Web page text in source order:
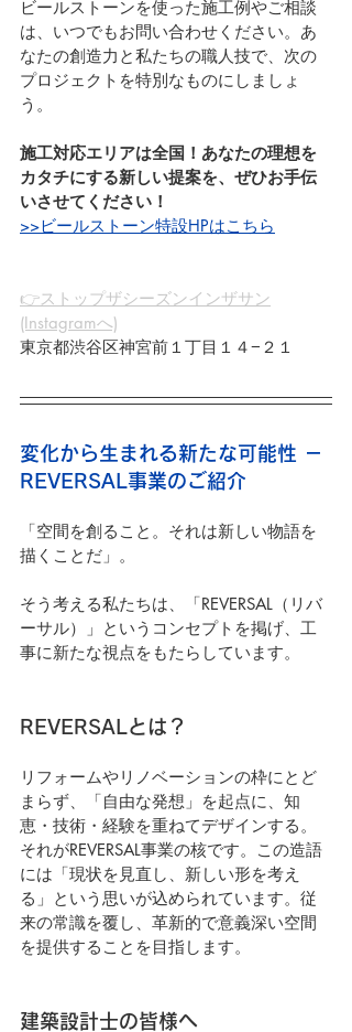
ビールストーンを使った施工例やご相談
は、いつでもお問い合わせください。あ
なたの創造力と私たちの職人技で、次の
プロジェクトを特別なものにしましょ
う。
施工対応エリアは全国！あなたの理想を
カタチにする新しい提案を、ぜひお手伝
いさせてください！
>>ビールストーン特設HPはこちら
👉ストップザシーズンインザサン
(Instagramへ)
東京都渋谷区神宮前１丁目１４−２１
変化から生まれる新たな可能性 －
REVERSAL事業のご紹介
「空間を創ること。それは新しい物語を
描くことだ」。
そう考える私たちは、「REVERSAL（リバ
ーサル）」というコンセプトを掲げ、工
事に新たな視点をもたらしています。
REVERSALとは？
リフォームやリノベーションの枠にとど
まらず、「自由な発想」を起点に、知
恵・技術・経験を重ねてデザインする。
それがREVERSAL事業の核です。この造語
には「現状を見直し、新しい形を考え
る」という思いが込められています。従
来の常識を覆し、革新的で意義深い空間
を提供することを目指します。
建築設計士の皆様へ